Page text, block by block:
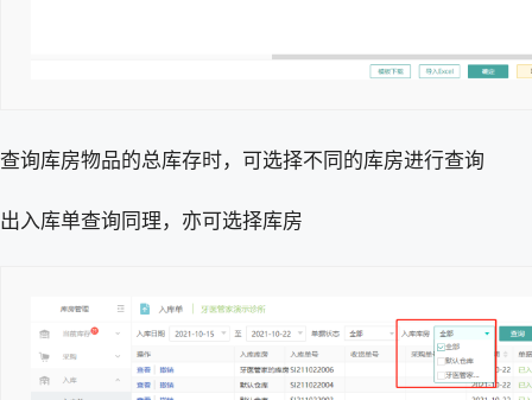
查询库房物品的总库存时，可选择不同的库房进行查询
出入库单查询同理，亦可选择库房